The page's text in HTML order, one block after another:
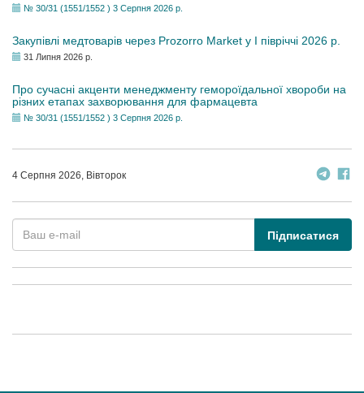
№ 30/31 (1551/1552 ) 3 Серпня 2026 р.
Закупівлі медтоварів через Prozorro Market у I півріччі 2026 р.
31 Липня 2026 р.
Про сучасні акценти менеджменту гемороїдальної хвороби на
різних етапах захворювання для фармацевта
№ 30/31 (1551/1552 ) 3 Серпня 2026 р.
4 Серпня 2026, Вівторок
Підписатися